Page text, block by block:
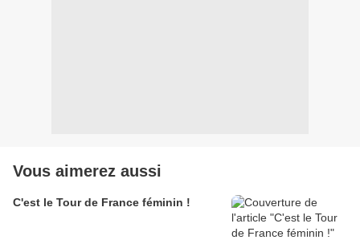
Vous aimerez aussi
C'est le Tour de France féminin !